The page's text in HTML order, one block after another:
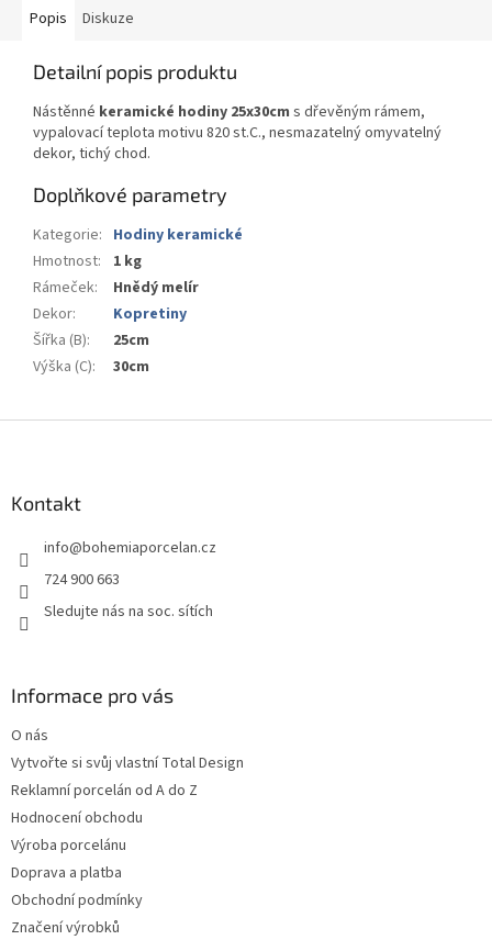
Popis Diskuze
Detailní popis produktu
Nástěnné keramické hodiny 25x30cm s dřevěným rámem,
vypalovací teplota motivu 820 st.C., nesmazatelný omyvatelný
dekor, tichý chod.
Doplňkové parametry
Kategorie: Hodiny keramické
Hmotnost:
1 kg
Rámeček:
Hnědý melír
Dekor:
Kopretiny
Šířka (B):
25cm
Výška (C): 30cm
Kontakt
info@bohemiaporcelan.cz
724 900 663
Sledujte nás na soc. sítích
Informace pro vás
O nás
Vytvořte si svůj vlastní Total Design
Reklamní porcelán od A do Z
Hodnocení obchodu
Výroba porcelánu
Doprava a platba
Obchodní podmínky
Značení výrobků